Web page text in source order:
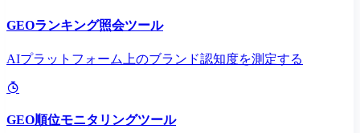
GEOランキング照会ツール
AIプラットフォーム上のブランド認知度を測定する
GEO順位モニタリングツール